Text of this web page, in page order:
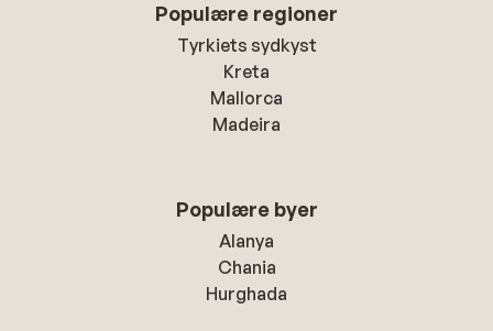
Populære regioner
Tyrkiets sydkyst
Kreta
Mallorca
Madeira
Populære byer
Alanya
Chania
Hurghada